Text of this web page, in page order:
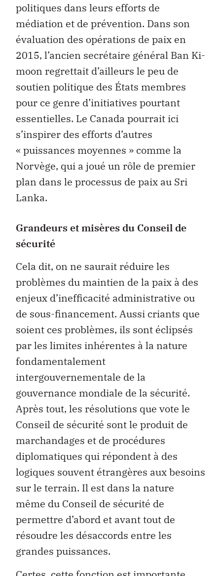
politiques dans leurs efforts de
médiation et de prévention. Dans son
évaluation des opérations de paix en
2015, l’ancien secrétaire général Ban Ki-
moon regrettait d’ailleurs le peu de
soutien politique des États membres
pour ce genre d’initiatives pourtant
essentielles. Le Canada pourrait ici
s’inspirer des efforts d’autres
« puissances moyennes » comme la
Norvège, qui a joué un rôle de premier
plan dans le processus de paix au Sri
Lanka.
Grandeurs et misères du Conseil de
sécurité
Cela dit, on ne saurait réduire les
problèmes du maintien de la paix à des
enjeux d’inefficacité administrative ou
de sous-financement. Aussi criants que
soient ces problèmes, ils sont éclipsés
par les limites inhérentes à la nature
fondamentalement
intergouvernementale de la
gouvernance mondiale de la sécurité.
Après tout, les résolutions que vote le
Conseil de sécurité sont le produit de
marchandages et de procédures
diplomatiques qui répondent à des
logiques souvent étrangères aux besoins
sur le terrain. Il est dans la nature
même du Conseil de sécurité de
permettre d’abord et avant tout de
résoudre les désaccords entre les
grandes puissances.